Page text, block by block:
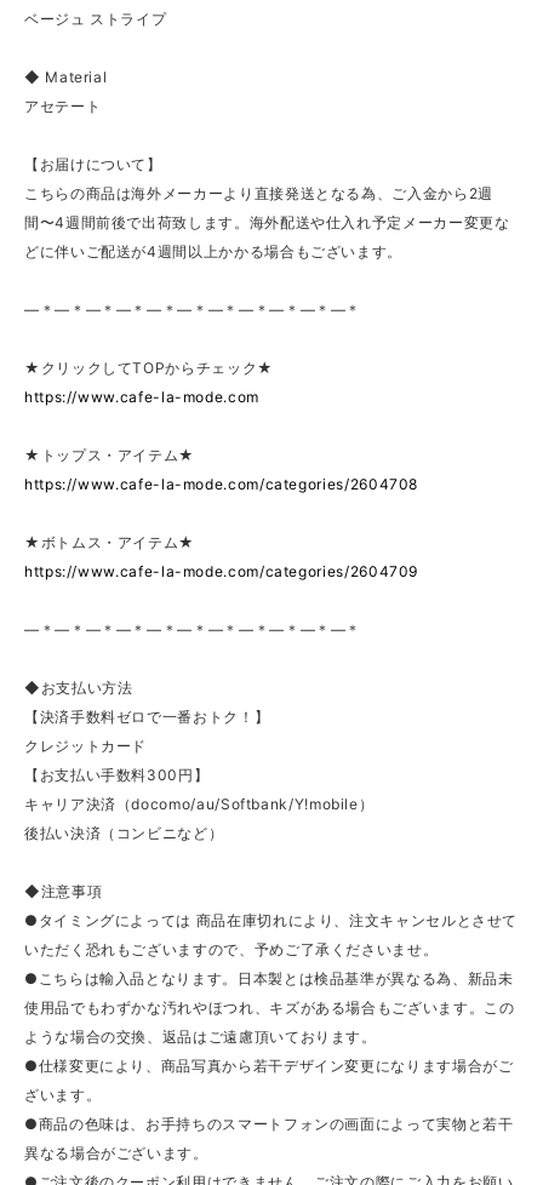
ベージュ ストライプ
◆ Material
アセテート
【お届けについて】
こちらの商品は海外メーカーより直接発送となる為、ご入金から2週
間〜4週間前後で出荷致します。海外配送や仕入れ予定メーカー変更な
どに伴いご配送が4週間以上かかる場合もございます。
—＊—＊—＊—＊—＊—＊—＊—＊—＊—＊—＊
★クリックしてTOPからチェック★
https://www.cafe-la-mode.com
★トップス・アイテム★
https://www.cafe-la-mode.com/categories/2604708
★ボトムス・アイテム★
https://www.cafe-la-mode.com/categories/2604709
—＊—＊—＊—＊—＊—＊—＊—＊—＊—＊—＊
◆お支払い方法
【決済手数料ゼロで一番おトク！】
クレジットカード
【お支払い手数料300円】
キャリア決済（docomo/au/Softbank/Y!mobile）
後払い決済（コンビニなど）
◆注意事項
●タイミングによっては 商品在庫切れにより、注文キャンセルとさせて
いただく恐れもございますので、予めご了承くださいませ。
●こちらは輸入品となります。日本製とは検品基準が異なる為、新品未
使用品でもわずかな汚れやほつれ、キズがある場合もございます。この
ような場合の交換、返品はご遠慮頂いております。
●仕様変更により、商品写真から若干デザイン変更になります場合がご
ざいます。
●商品の色味は、お手持ちのスマートフォンの画面によって実物と若干
異なる場合がございます。